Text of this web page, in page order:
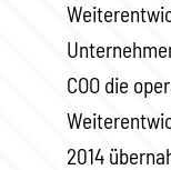
COO die
2014